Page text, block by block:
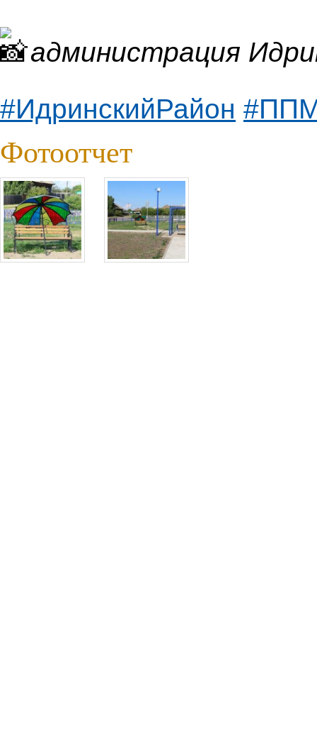
администрация
#ИдринскийРайон
Фотоотчет